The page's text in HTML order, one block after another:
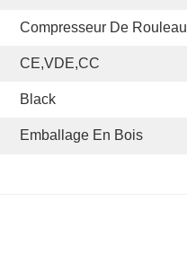
Compresseur De Rouleau
CE,VDE,CC
Black
Emballage En Bois